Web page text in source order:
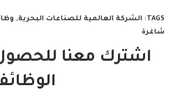
TAGS
: الشركة العالمية للصناعات البحرية,
شاغرة
اشترك معنا للحصول